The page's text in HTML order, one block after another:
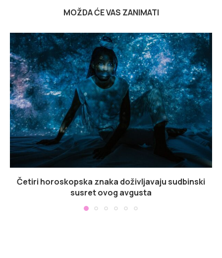
MOŽDA ĆE VAS ZANIMATI
Četiri horoskopska znaka doživljavaju sudbinski
susret ovog avgusta